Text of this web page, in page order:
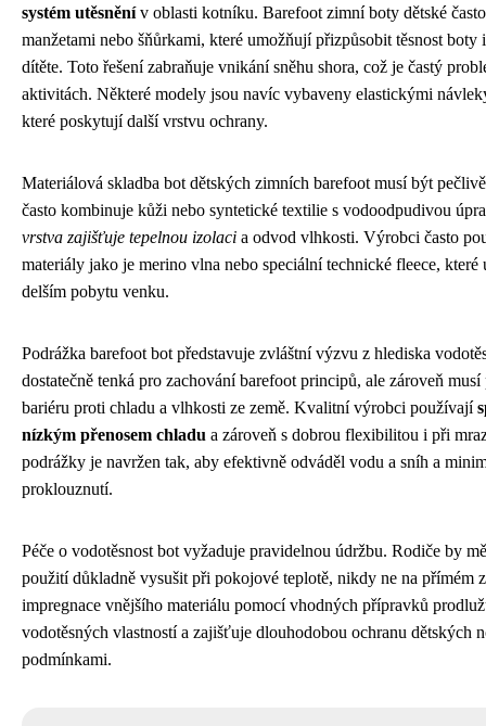
systém utěsněnív oblasti kotníku. Barefoot zimní boty dětské
manžetami nebo šňůrkami, které umožňují přizpůsobit těsnost
dítěte. Toto řešení zabraňuje vnikání sněhu shora, což je častý
aktivitách. Některé modely jsou navíc vybaveny elastickými
které poskytují další vrstvu ochrany.
Materiálová skladba bot dětských zimních barefoot musí být
často kombinuje kůži nebo syntetické textilie s vodoodpudivou
vrstva zajišťuje tepelnou izolaci a odvod vlhkosti. Výrobci často
materiály jako je merino vlna nebo speciální technické fleece,
delším pobytu venku.
Podrážka barefoot bot představuje zvláštní výzvu z hlediska
dostatečně tenká pro zachování barefoot principů, ale zároveň
bariéru proti chladu a vlhkosti ze země. Kvalitní výrobci používají
nízkým přenosem chladu a zároveň s dobrou flexibilitou i při
podrážky je navržen tak, aby efektivně odváděl vodu a sníh a
proklouznutí.
Péče o vodotěsnost bot vyžaduje pravidelnou údržbu. Rodiče by
použití důkladně vysušit při pokojové teplotě, nikdy ne na přímém
impregnace vnějšího materiálu pomocí vhodných přípravků
vodotěsných vlastností a zajišťuje dlouhodobou ochranu dětských
podmínkami.